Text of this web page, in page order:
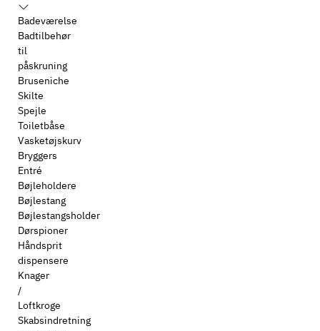
Badeværelse
Badtilbehør
til
påskruning
Bruseniche
Skilte
Spejle
Toiletbåse
Vasketøjskurv
Bryggers
Entré
Bøjleholdere
Bøjlestang
Bøjlestangsholder
Dørspioner
Håndsprit
dispensere
Knager
/
Loftkroge
Skabsindretning